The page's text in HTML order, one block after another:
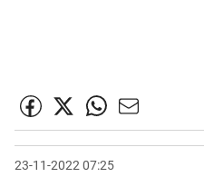
23-11-2022 07:25